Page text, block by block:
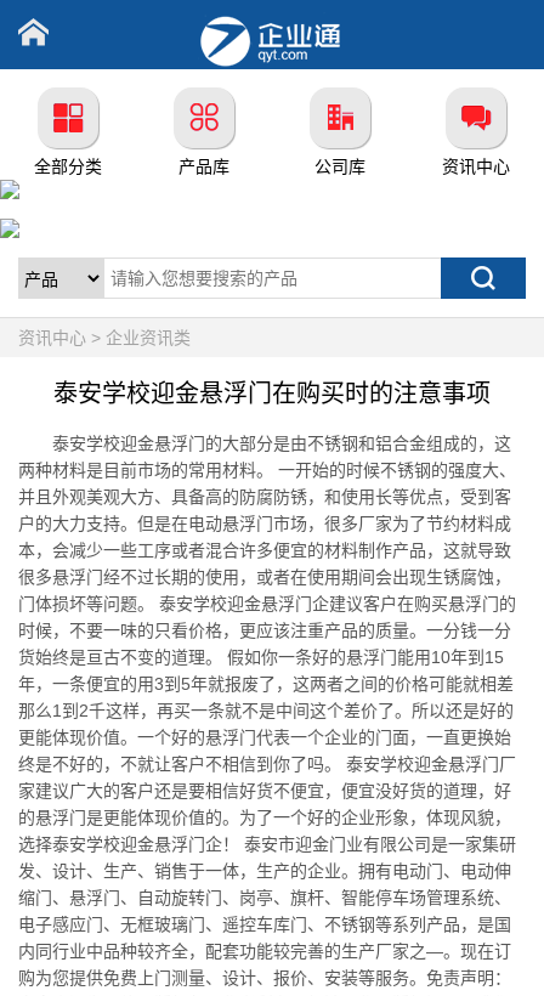
全部分类 产品库 公司库 资讯中心
资讯中心 > 企业资讯类
泰安学校迎金悬浮门在购买时的注意事项
泰安学校迎金悬浮门的大部分是由不锈钢和铝合金组成的，这
两种材料是目前市场的常用材料。 一开始的时候不锈钢的强度大、
并且外观美观大方、具备高的防腐防锈，和使用长等优点，受到客
户的大力支持。但是在电动悬浮门市场，很多厂家为了节约材料成
本，会减少一些工序或者混合许多便宜的材料制作产品，这就导致
很多悬浮门经不过长期的使用，或者在使用期间会出现生锈腐蚀，
门体损坏等问题。 泰安学校迎金悬浮门企建议客户在购买悬浮门的
时候，不要一味的只看价格，更应该注重产品的质量。一分钱一分
货始终是亘古不变的道理。 假如你一条好的悬浮门能用10年到15
年，一条便宜的用3到5年就报废了，这两者之间的价格可能就相差
那么1到2千这样，再买一条就不是中间这个差价了。所以还是好的
更能体现价值。一个好的悬浮门代表一个企业的门面，一直更换始
终是不好的，不就让客户不相信到你了吗。 泰安学校迎金悬浮门厂
家建议广大的客户还是要相信好货不便宜，便宜没好货的道理，好
的悬浮门是更能体现价值的。为了一个好的企业形象，体现风貌，
选择泰安学校迎金悬浮门企！ 泰安市迎金门业有限公司是一家集研
发、设计、生产、销售于一体，生产的企业。拥有电动门、电动伸
缩门、悬浮门、自动旋转门、岗亭、旗杆、智能停车场管理系统、
电子感应门、无框玻璃门、遥控车库门、不锈钢等系列产品，是国
内同行业中品种较齐全，配套功能较完善的生产厂家之—。现在订
购为您提供免费上门测量、设计、报价、安装等服务。免责声明：